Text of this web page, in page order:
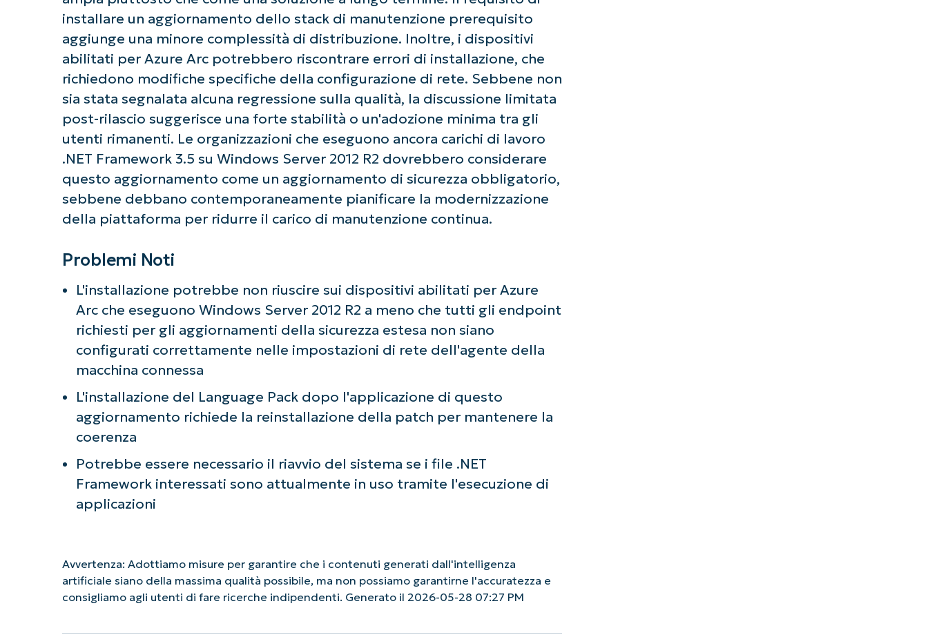
installare un aggiornamento dello stack di manutenzione prerequisito
aggiunge una minore complessità di distribuzione. Inoltre, i dispositivi
abilitati per Azure Arc potrebbero riscontrare errori di installazione, che
richiedono modifiche specifiche della configurazione di rete. Sebbene non
sia stata segnalata alcuna regressione sulla qualità, la discussione limitata
post-rilascio suggerisce una forte stabilità o un'adozione minima tra gli
utenti rimanenti. Le organizzazioni che eseguono ancora carichi di lavoro
.NET Framework 3.5 su Windows Server 2012 R2 dovrebbero considerare
questo aggiornamento come un aggiornamento di sicurezza obbligatorio,
sebbene debbano contemporaneamente pianificare la modernizzazione
della piattaforma per ridurre il carico di manutenzione continua.
Problemi Noti
L'installazione potrebbe non riuscire sui dispositivi abilitati per Azure
Arc che eseguono Windows Server 2012 R2 a meno che tutti gli endpoint
richiesti per gli aggiornamenti della sicurezza estesa non siano
configurati correttamente nelle impostazioni di rete dell'agente della
macchina connessa
L'installazione del Language Pack dopo l'applicazione di questo
aggiornamento richiede la reinstallazione della patch per mantenere la
coerenza
Potrebbe essere necessario il riavvio del sistema se i file .NET
Framework interessati sono attualmente in uso tramite l'esecuzione di
applicazioni
Avvertenza: Adottiamo misure per garantire che i contenuti generati dall'intelligenza
artificiale siano della massima qualità possibile, ma non possiamo garantirne l'accuratezza e
consigliamo agli utenti di fare ricerche indipendenti. Generato il 2026-05-28 07:27 PM